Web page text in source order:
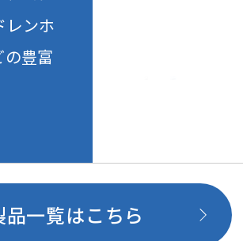
レンホ
豊富
品一覧はこちら